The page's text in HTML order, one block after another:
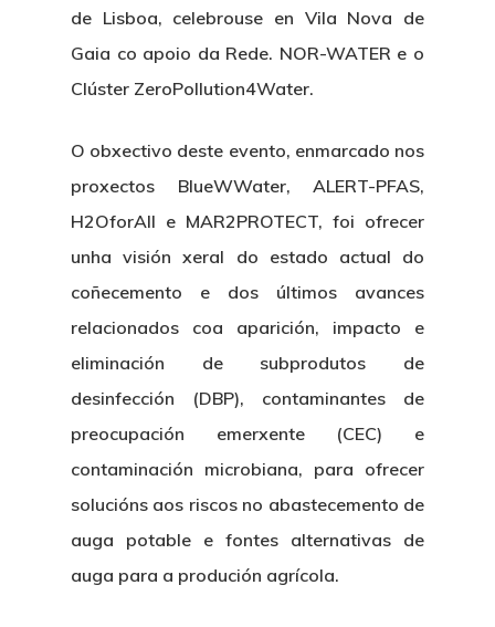
de Lisboa, celebrouse en Vila Nova de
Gaia co apoio da Rede. NOR-WATER e o
Clúster ZeroPollution4Water.
O obxectivo deste evento, enmarcado nos
proxectos BlueWWater, ALERT-PFAS,
H2OforAll e MAR2PROTECT, foi ofrecer
unha visión xeral do estado actual do
coñecemento e dos últimos avances
relacionados coa aparición, impacto e
eliminación de subprodutos de
desinfección (DBP), contaminantes de
preocupación emerxente (CEC) e
contaminación microbiana, para ofrecer
solucións aos riscos no abastecemento de
auga potable e fontes alternativas de
auga para a produción agrícola.